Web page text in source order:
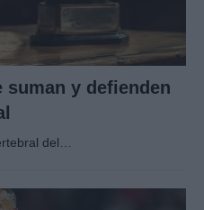
suman y defienden
del…